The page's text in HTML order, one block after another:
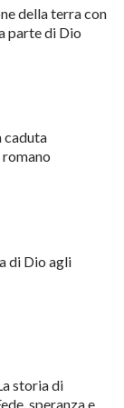
HD
della terra con
parte di Dio
caduta
di Dio agli
storia di
speranza e